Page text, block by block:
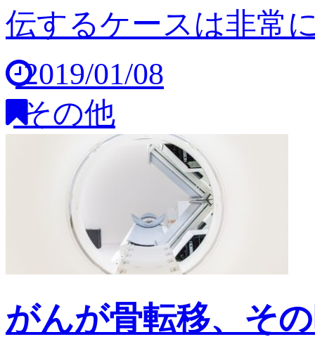
伝するケースは非常
2019/01/08
その他
がんが骨転移、そ